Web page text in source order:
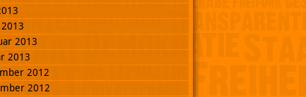
2013
2013
2012
2012